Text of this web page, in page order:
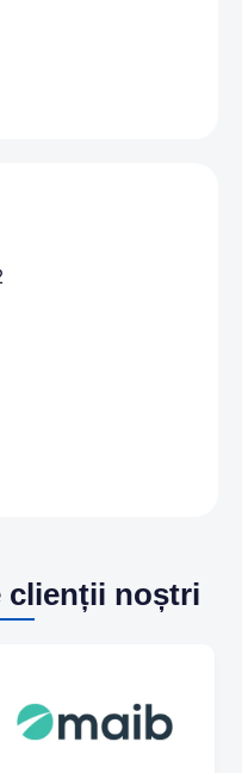
clienții noștri